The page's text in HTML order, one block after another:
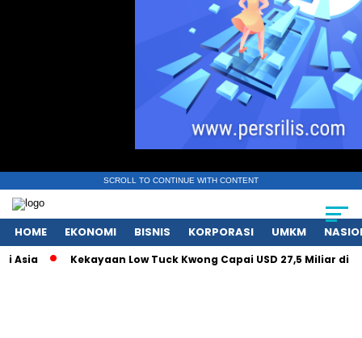
SCROLL TO CONTINUE WITH CONTENT
HOME EKONOMI BISNIS KORPORASI UMKM
Kekayaan Low Tuck Kwong Capai USD 27,5 Miliar di Tengah